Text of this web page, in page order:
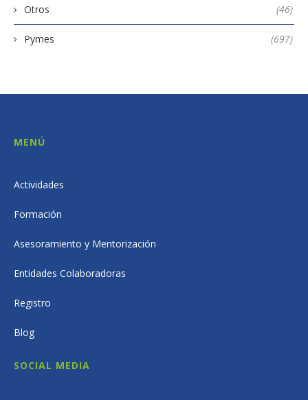
Otros (46)
Pymes (697)
MENÚ
Actividades
Formación
Asesoramiento y Mentorización
Entidades Colaboradoras
Registro
Blog
SOCIAL MEDIA